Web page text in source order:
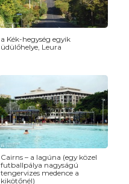
a Kék-hegység egyik
üdülőhelye, Leura
Cairns – a lagúna (egy közel
futballpálya nagyságú
tengervizes medence a
kikötőnél)